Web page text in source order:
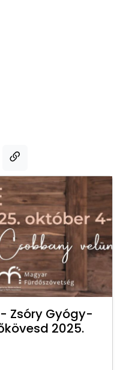
Zsóry Gyógy-
2025.